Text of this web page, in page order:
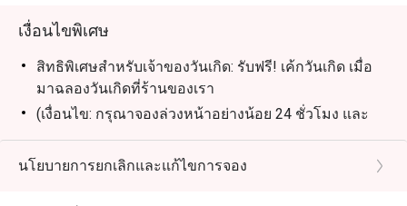
เงื่อนไขพิเศษ
สิทธิพิเศษสำหรับเจ้าของวันเกิด: รับฟรี! เค้กวันเกิด เมื่อ
มาฉลองวันเกิดที่ร้านของเรา
(เงื่อนไข: กรุณาจองล่วงหน้าอย่างน้อย 24 ชั่วโมง และ
ระบุข้อความ "ฉลองวันเกิด" ในรายละเอียดการจอง)
นโยบายการยกเลิกและแก้ไขการจอง